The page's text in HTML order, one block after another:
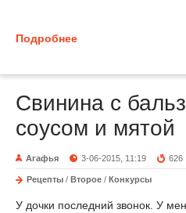
Подробнее
Свинина с
соусом и мятой
Агафья 3-06-2015, 11:19 626
Рецепты / Второе / Конкурсы
У дочки последний звонок. У